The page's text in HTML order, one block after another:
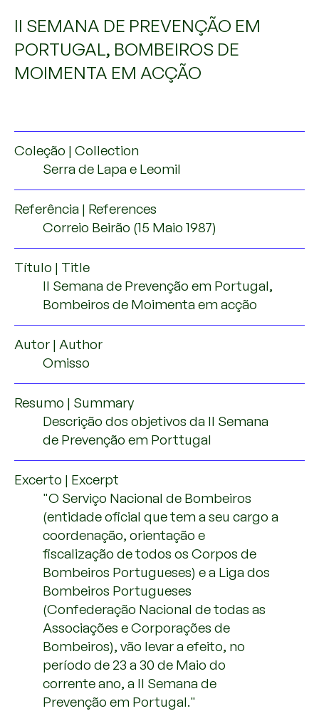
II SEMANA DE PREVENÇÃO EM
PORTUGAL, BOMBEIROS DE
MOIMENTA EM ACÇÃO
Coleção | Collection
Serra de Lapa e Leomil
Referência | References
Correio Beirão (15 Maio 1987)
Título | Title
II Semana de Prevenção em Portugal,
Bombeiros de Moimenta em acção
Autor | Author
Omisso
Resumo | Summary
Descrição dos objetivos da II Semana
de Prevenção em Porttugal
Excerto | Excerpt
"O Serviço Nacional de Bombeiros
(entidade oficial que tem a seu cargo a
coordenação, orientação e
fiscalização de todos os Corpos de
Bombeiros Portugueses) e a Liga dos
Bombeiros Portugueses
(Confederação Nacional de todas as
Associações e Corporações de
Bombeiros), vão levar a efeito, no
período de 23 a 30 de Maio do
corrente ano, a II Semana de
Prevenção em Portugal."